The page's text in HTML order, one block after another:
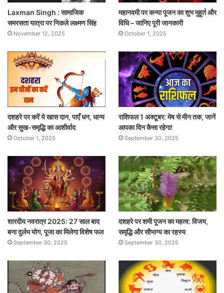
Laxman Singh : सामाजिक
समरसता यात्रा पर निकले लक्ष्मण सिंह
November 12, 2025
महानवमी पर कन्या पूजन का शुभ मुहूर्त और
विधि – जानिए पूरी जानकारी
October 1, 2025
दशहरे पर करें ये खास दान, पाएँ धन, धान्य
और सुख-समृद्धि का आशीर्वाद
October 1, 2025
राशिफल 1 अक्टूबर: मेष से मीन तक, जानें
आपका दिन कैसा रहेगा!
September 30, 2025
शारदीय नवरात्र 2025: 27 साल बाद
बना दुर्लभ योग, पूजा का मिलेगा विशेष फल
September 30, 2025
दशहरे पर शमी पूजन का महत्व: विजय,
समृद्धि और सौभाग्य का रहस्य
September 30, 2025